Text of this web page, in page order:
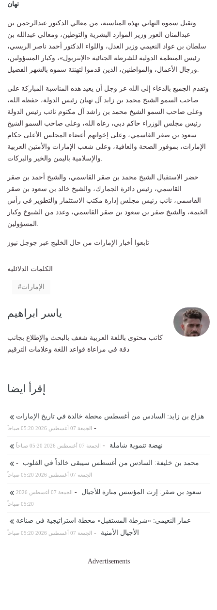
تهان
وتقبل سموه التهاني بهذه المناسبة، من معالي الدكتور عبدالرحمن بن
عبدالمنان العور وزير الموارد البشرية والتوطين، ومعالي عبدالله بن
سلطان بن عواد النعيمي وزير العدل، واللواء الدكتور أحمد ناصر الريسي،
رئيس المنظمة الدولية للشرطة الجنائية «الإنتربول»، وكبار المسؤولين،
ورجال الأعمال، والمواطنين، الذين قدموا لتهنئة سموه بالشهر الفضيل.
وتقدم الجميع بالدعاء إلى الله عز وجل أن يعيد هذه المناسبة المباركة على
صاحب السمو الشيخ محمد بن زايد آل نهيان رئيس الدولة، حفظه الله،
وعلى صاحب السمو الشيخ محمد بن راشد آل مكتوم نائب رئيس الدولة
رئيس مجلس الوزراء حاكم دبي، رعاه الله، وعلى صاحب السمو الشيخ
سعود بن صقر القاسمي، وعلى إخوانهم أعضاء المجلس الأعلى حكام
الإمارات، بموفور الصحة والعافية، وعلى شعب الإمارات والأمتين العربية
والإسلامية باليمن والخير والبركات.
حضر الاستقبال الشيخ محمد بن صقر القاسمي، والشيخ أحمد بن صقر
القاسمي، رئيس دائرة الجمارك، والشيخ خالد بن سعود بن صقر
القاسمي، نائب رئيس مجلس إدارة مكتب الاستثمار والتطوير في رأس
الخيمة، والشيخ صقر بن سعود بن صقر القاسمي، وعدد من الشيوخ وكبار
المسؤولين.
تابعوا أخبار الإمارات من حال الخليج عبر جوجل نيوز
الكلمات الدلائليه
الإمارات
ياسر ابراهيم
كاتب محتوى باللغة العربية شغف بالبحث والإطلاع بجانب
دقة في مراعاة قواعد اللغة وعلامات الترقيم
إقرأ ايضا
هزاع بن زايد: السادس من أغسطس محطة خالدة في تاريخ الإمارات
- الجمعة 07 أغسطس 2026 05:20 صباحاً
نهضة تنموية شاملة - الجمعة 07 أغسطس 2026 05:20 صباحاً
محمد بن خليفة: السادس من أغسطس سيبقى خالداً في القلوب -
الجمعة 07 أغسطس 2026 05:20 صباحاً
سعود بن صقر: إرث المؤسس منارة للأجيال -
الجمعة 07 أغسطس 2026
05:20 صباحاً
الأجيال الأمنية
- الجمعة 07 أغسطس 2026 05:20 صباحاً
Advertisements